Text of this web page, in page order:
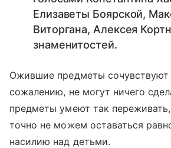
Елизаветы Боярской,
Виторгана, Алексея
знаменитостей.
Ожившие предметы сочувствуют
сожалению, не могут ничего
предметы умеют так
точно не можем оставаться
насилию над детьми.